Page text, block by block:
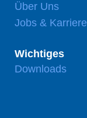
Über Uns
Jobs & Karriere
Wichtiges
Downloads